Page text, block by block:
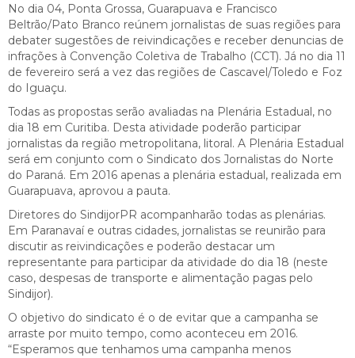
No dia 04, Ponta Grossa, Guarapuava e Francisco
Beltrão/Pato Branco reúnem jornalistas de suas regiões para
debater sugestões de reivindicações e receber denuncias de
infrações à Convenção Coletiva de Trabalho (CCT). Já no dia 11
de fevereiro será a vez das regiões de Cascavel/Toledo e Foz
do Iguaçu.
Todas as propostas serão avaliadas na Plenária Estadual, no
dia 18 em Curitiba. Desta atividade poderão participar
jornalistas da região metropolitana, litoral. A Plenária Estadual
será em conjunto com o Sindicato dos Jornalistas do Norte
do Paraná. Em 2016 apenas a plenária estadual, realizada em
Guarapuava, aprovou a pauta.
Diretores do SindijorPR acompanharão todas as plenárias.
Em Paranavaí e outras cidades, jornalistas se reunirão para
discutir as reivindicações e poderão destacar um
representante para participar da atividade do dia 18 (neste
caso, despesas de transporte e alimentação pagas pelo
Sindijor).
O objetivo do sindicato é o de evitar que a campanha se
arraste por muito tempo, como aconteceu em 2016.
“Esperamos que tenhamos uma campanha menos